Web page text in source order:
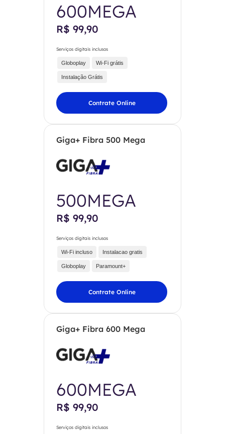
600MEGA
R$ 99,90
Serviços digitais inclusos
Globoplay Wi-Fi grátis
Instalação Grátis
Contrate Online
Giga+ Fibra 500 Mega
500MEGA
R$ 99,90
Serviços digitais inclusos
Wi-Fi incluso Instalacao gratis
Globoplay Paramount+
Contrate Online
Giga+ Fibra 600 Mega
600MEGA
R$ 99,90
Serviços digitais inclusos